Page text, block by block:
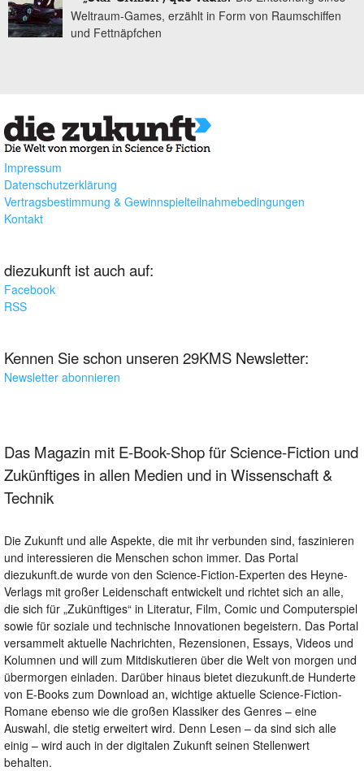
Weltraum-Games, erzählt in Form von Raumschiffen
und Fettnäpfchen
Impressum
Datenschutzerklärung
Vertragsbestimmung & Gewinnspielteilnahmebedingungen
Kontakt
diezukunft ist auch auf:
Facebook
RSS
Kennen Sie schon unseren 29KMS Newsletter:
Newsletter abonnieren
Das Magazin mit E-Book-Shop für Science-Fiction und
Zukünftiges in allen Medien und in Wissenschaft &
Technik
Die Zukunft und alle Aspekte, die mit ihr verbunden sind, faszinieren
und interessieren die Menschen schon immer. Das Portal
diezukunft.de wurde von den Science-Fiction-Experten des Heyne-
Verlags mit großer Leidenschaft entwickelt und richtet sich an alle,
die sich für „Zukünftiges“ in Literatur, Film, Comic und Computerspiel
sowie für soziale und technische Innovationen begeistern. Das Portal
versammelt aktuelle Nachrichten, Rezensionen, Essays, Videos und
Kolumnen und will zum Mitdiskutieren über die Welt von morgen und
übermorgen einladen. Darüber hinaus bietet diezukunft.de Hunderte
von E-Books zum Download an, wichtige aktuelle Science-Fiction-
Romane ebenso wie die großen Klassiker des Genres – eine
Auswahl, die stetig erweitert wird. Denn Lesen – da sind sich alle
einig – wird auch in der digitalen Zukunft seinen Stellenwert
behalten.